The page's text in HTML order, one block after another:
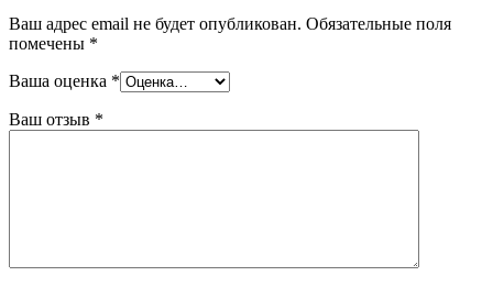
Ваш адрес email не будет опубликован. Обязательные поля
помечены *
Ваша оценка *
Ваш отзыв *